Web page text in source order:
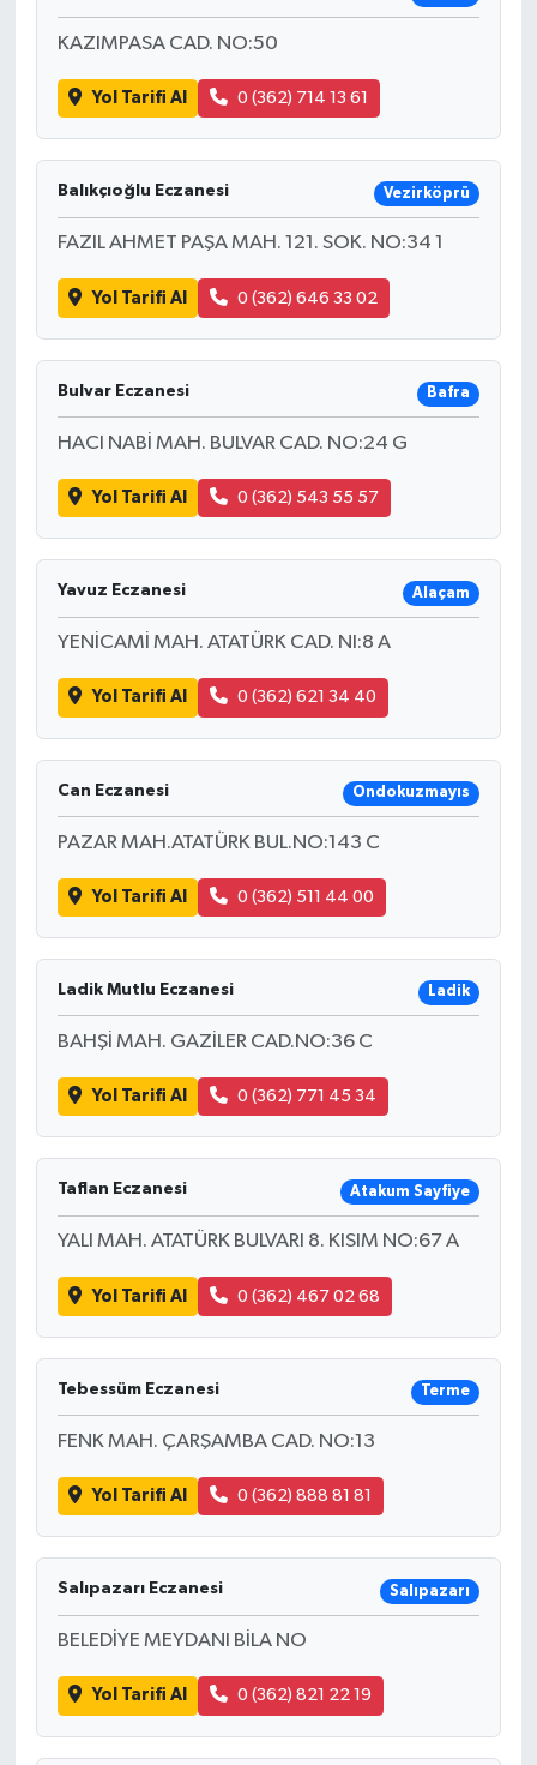
KAZIMPASA CAD. NO:50
Yol Tarifi Al 0 (362) 714 13 61
Balıkçıoğlu Eczanesi Vezirköprü
FAZIL AHMET PAŞA MAH. 121. SOK. NO:34 1
Yol Tarifi Al 0 (362) 646 33 02
Bulvar Eczanesi Bafra
HACI NABİ MAH. BULVAR CAD. NO:24 G
Yol Tarifi Al 0 (362) 543 55 57
Yavuz Eczanesi Alaçam
YENİCAMİ MAH. ATATÜRK CAD. NI:8 A
Yol Tarifi Al 0 (362) 621 34 40
Can Eczanesi Ondokuzmayıs
PAZAR MAH.ATATÜRK BUL.NO:143 C
Yol Tarifi Al 0 (362) 511 44 00
Ladik Mutlu Eczanesi Ladik
BAHŞİ MAH. GAZİLER CAD.NO:36 C
Yol Tarifi Al 0 (362) 771 45 34
Taflan Eczanesi Atakum Sayfiye
YALI MAH. ATATÜRK BULVARI 8. KISIM NO:67 A
Yol Tarifi Al 0 (362) 467 02 68
Tebessüm Eczanesi Terme
FENK MAH. ÇARŞAMBA CAD. NO:13
Yol Tarifi Al 0 (362) 888 81 81
Salıpazarı Eczanesi Salıpazarı
BELEDİYE MEYDANI BİLA NO
Yol Tarifi Al 0 (362) 821 22 19